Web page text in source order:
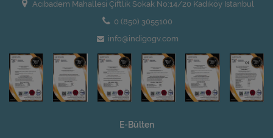
Acıbadem Mahallesi Çiftlik Sokak No:14/20 Kadıköy İstanbul
0 (850) 3055100
info@indigogv.com
E-Bülten